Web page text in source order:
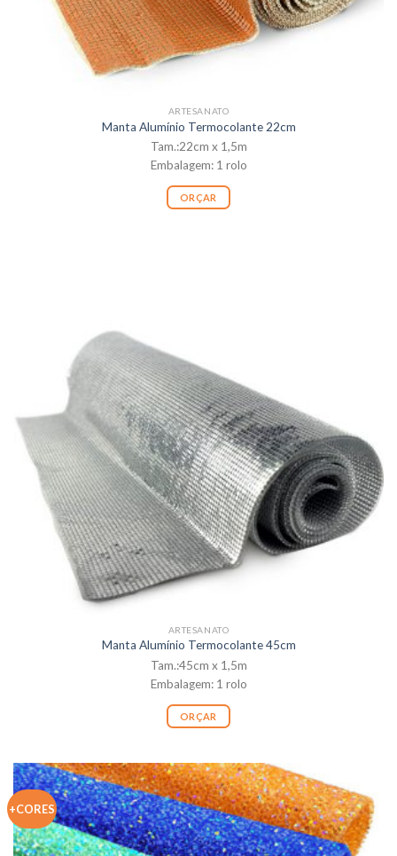
ARTESANATO
Manta Alumínio Termocolante 22cm
Tam.:22cm x 1,5m
Embalagem: 1 rolo
ORÇAR
ARTESANATO
Manta Alumínio Termocolante 45cm
Tam.:45cm x 1,5m
Embalagem: 1 rolo
ORÇAR
+CORES